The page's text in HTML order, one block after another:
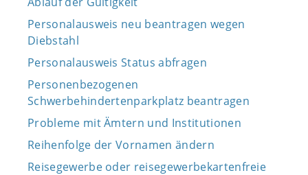
Personalausweis neu beantragen wegen
Diebstahl
Personalausweis Status abfragen
Personenbezogenen
Schwerbehindertenparkplatz beantragen
Probleme mit Ämtern und Institutionen
Reihenfolge der Vornamen ändern
Reisegewerbe oder reisegewerbekartenfreie